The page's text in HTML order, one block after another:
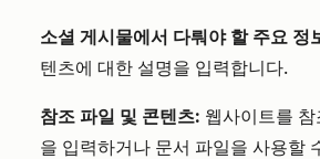
소셜 게시물에서 다뤄야 할 주요 정
텐츠에 대한 설명을 입력합니다.
참조 파일 및 콘텐츠: 웹사이트를
을 입력하거나 문서 파일을 사용할